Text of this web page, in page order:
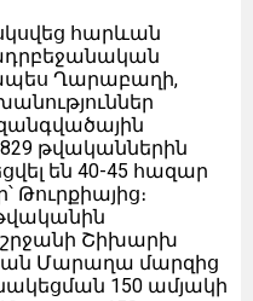
հարևան
Ղարաբաղի,
թվականներին
են 40-45 հազար
Թուրքիայից։
Շիխարխ
Մարաղա մարզից
150 ամյակի